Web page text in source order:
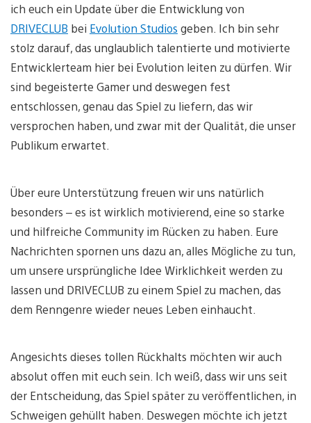
ich euch ein Update über die Entwicklung von
DRIVECLUB bei Evolution Studios geben. Ich bin sehr
stolz darauf, das unglaublich talentierte und motivierte
Entwicklerteam hier bei Evolution leiten zu dürfen. Wir
sind begeisterte Gamer und deswegen fest
entschlossen, genau das Spiel zu liefern, das wir
versprochen haben, und zwar mit der Qualität, die unser
Publikum erwartet.
Über eure Unterstützung freuen wir uns natürlich
besonders – es ist wirklich motivierend, eine so starke
und hilfreiche Community im Rücken zu haben. Eure
Nachrichten spornen uns dazu an, alles Mögliche zu tun,
um unsere ursprüngliche Idee Wirklichkeit werden zu
lassen und DRIVECLUB zu einem Spiel zu machen, das
dem Renngenre wieder neues Leben einhaucht.
Angesichts dieses tollen Rückhalts möchten wir auch
absolut offen mit euch sein. Ich weiß, dass wir uns seit
der Entscheidung, das Spiel später zu veröffentlichen, in
Schweigen gehüllt haben. Deswegen möchte ich jetzt